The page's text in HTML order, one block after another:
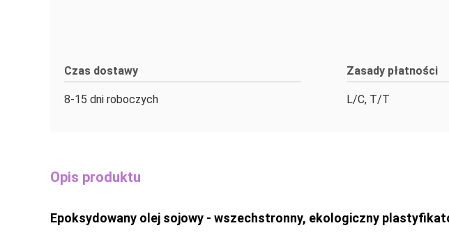
Czas dostawy
8-15 dni roboczych
Zasady płatności
L/C, T/T
Opis produktu
Epoksydowany olej sojowy - wszechstronny, ekologiczny